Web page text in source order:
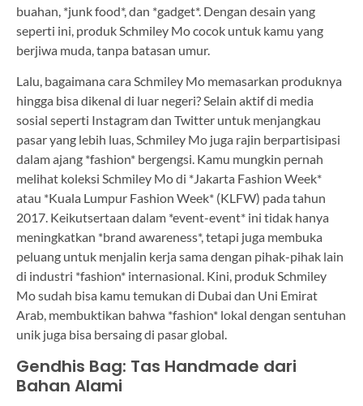
buahan, *junk food*, dan *gadget*. Dengan desain yang
seperti ini, produk Schmiley Mo cocok untuk kamu yang
berjiwa muda, tanpa batasan umur.
Lalu, bagaimana cara Schmiley Mo memasarkan produknya
hingga bisa dikenal di luar negeri? Selain aktif di media
sosial seperti Instagram dan Twitter untuk menjangkau
pasar yang lebih luas, Schmiley Mo juga rajin berpartisipasi
dalam ajang *fashion* bergengsi. Kamu mungkin pernah
melihat koleksi Schmiley Mo di *Jakarta Fashion Week*
atau *Kuala Lumpur Fashion Week* (KLFW) pada tahun
2017. Keikutsertaan dalam *event-event* ini tidak hanya
meningkatkan *brand awareness*, tetapi juga membuka
peluang untuk menjalin kerja sama dengan pihak-pihak lain
di industri *fashion* internasional. Kini, produk Schmiley
Mo sudah bisa kamu temukan di Dubai dan Uni Emirat
Arab, membuktikan bahwa *fashion* lokal dengan sentuhan
unik juga bisa bersaing di pasar global.
Gendhis Bag: Tas Handmade dari
Bahan Alami